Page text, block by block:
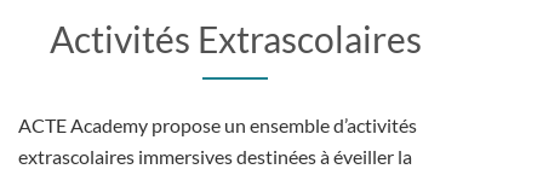
Activités Extrascolaires
ACTE Academy propose un ensemble d’activités
extrascolaires immersives destinées à éveiller la